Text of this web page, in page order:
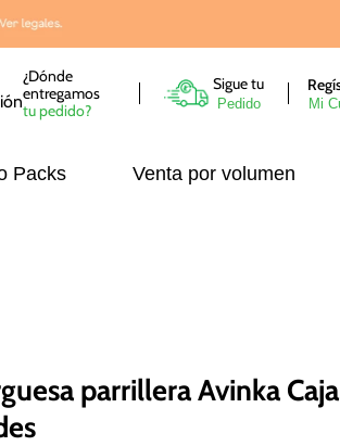
¿Dónde
entregamos
tu pedido?
Sigue tu
Pedido
Packs Venta por volumen
parrillera Avinka Caja